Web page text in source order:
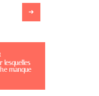
lesquelles
manque